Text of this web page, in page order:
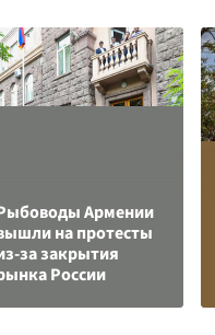
Армении
на протесты
за закрытия
России